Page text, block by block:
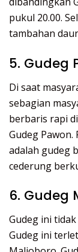
pukul 20.00.
tambahan
5. Gudeg
Di saat
sebagian
berbaris rapi
Gudeg
adalah gudeg
cederung
6. Gudeg
Gudeg ini
Gudeg ini